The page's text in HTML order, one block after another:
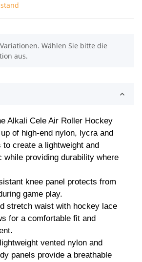
Wählen Sie bitte die
aus.
Alkali Cele Air Roller Hockey
of high-end nylon, lycra and
to create a lightweight and
while providing durability where
knee panel protects from
game play.
stretch waist with hockey lace
for a comfortable fit and
vented nylon and
panels provide a breathable